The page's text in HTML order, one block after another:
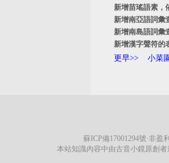
新增苗瑤語素，
新增南亞語詞彙
新增南島語詞彙
新增漢字聲符的
更早>> 小菜
蘇ICP備17001294號·非盈
本站知識內容中由古音小鏡原創